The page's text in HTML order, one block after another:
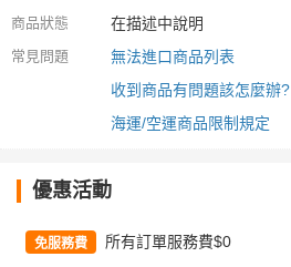
商品狀態 在描述中說明
常見問題
無法進口商品列表
收到商品有問題該怎麼辦?
海運/空運商品限制規定
優惠活動
免服務費 所有訂單服務費$0